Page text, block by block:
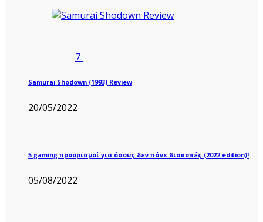
7
Samurai Shodown (1993) Review
20/05/2022
5 gaming προορισμοί για όσους δεν πάνε διακοπές (2022 edition)!
05/08/2022